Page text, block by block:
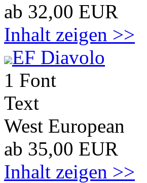
ab 32,00 EUR
Inhalt zeigen >>
EF Diavolo
1 Font
Text
West European
ab 35,00 EUR
Inhalt zeigen >>